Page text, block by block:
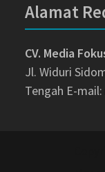
Alamat
CV. Media
Jl. Widuri
Tengah E-